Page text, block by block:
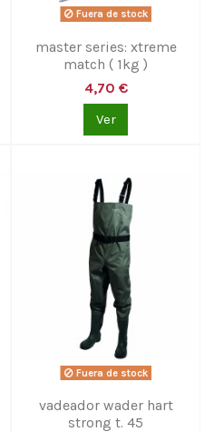
Fuera de stock
master series: xtreme
match ( 1kg )
4,70 €
Ver
Fuera de stock
vadeador wader hart
strong t. 45